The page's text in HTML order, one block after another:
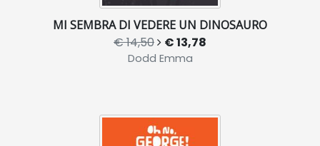
MI SEMBRA DI VEDERE UN DINOSAURO
€ 14,50 € 13,78
Dodd Emma